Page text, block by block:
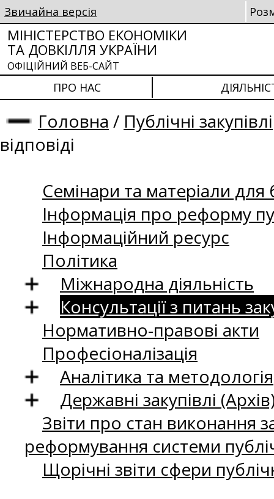
Звичайна версія
МІНІСТЕРСТВО ЕКОНОМІКИ
ТА ДОВКІЛЛЯ УКРАЇНИ
ОФІЦІЙНИЙ ВЕБ-САЙТ
ПРО НАС
Головна / Публічні закупівлі
відповіді
Семінари та матеріали для
Інформація про реформу
Інформаційний ресурс
Політика
Міжнародна діяльність
Консультації з питань
Нормативно-правові акти
Професіоналізація
Аналітика та методологія
Державні закупівлі
Звіти про стан виконання
реформування системи
Щорічні звіти сфери